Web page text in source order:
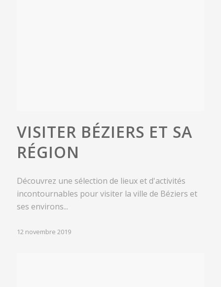
VISITER BÉZIERS ET SA
RÉGION
Découvrez une sélection de lieux et d'activités
incontournables pour visiter la ville de Béziers et
ses environs...
12 novembre 2019